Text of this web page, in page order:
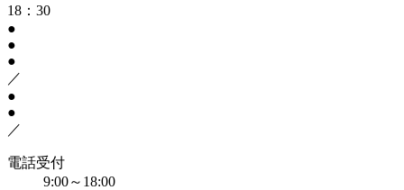
18：30
●
●
●
／
●
●
／
電話受付
9:00～18:00